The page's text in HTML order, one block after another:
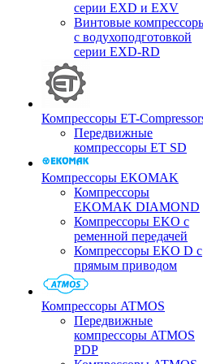
серии EXD и EXV
Винтовые
с водухоподготовкой
серии EXD-RD
Компрессоры ET-
Передвижные
компрессоры ET SD
Компрессоры EKOMAK
Компрессоры
EKOMAK DIAMOND
Компрессоры EKO c
ременной передачей
Компрессоры EKO D с
прямым приводом
Компрессоры ATMOS
Передвижные
компрессоры ATMOS
PDP